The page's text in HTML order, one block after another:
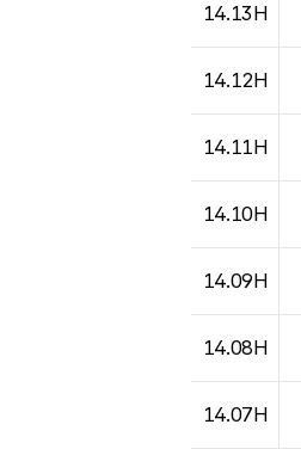
14.13H
14.12H
14.11H
14.10H
14.09H
14.08H
14.07H